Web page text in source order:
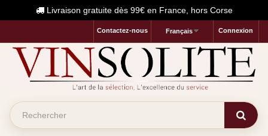
Livraison gratuite dès 99€ en France, hors Corse
Connexion
Français
Contactez-nous